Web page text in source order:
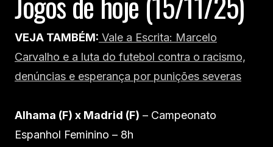
VEJA TAMBÉM: Vale a Escrita: Marcelo
Carvalho e a luta do futebol contra o racismo,
denúncias e esperança por punições severas
Alhama (F) x Madrid (F) – Campeonato
Espanhol Feminino – 8h